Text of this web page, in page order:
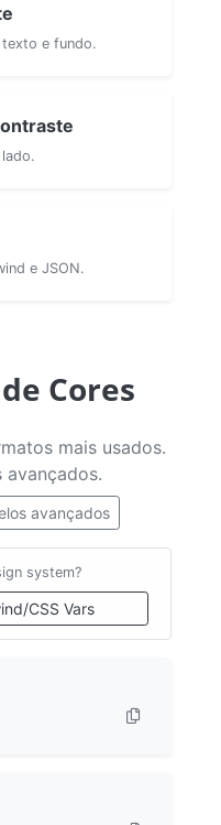
e fundo.
e JSON.
Cores
mais usados.
avançados.
avançados
system?
CSS Vars